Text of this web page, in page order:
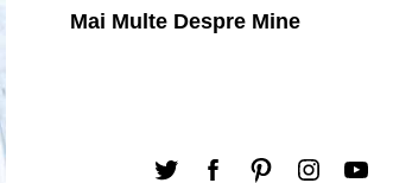
Mai Multe Despre Mine